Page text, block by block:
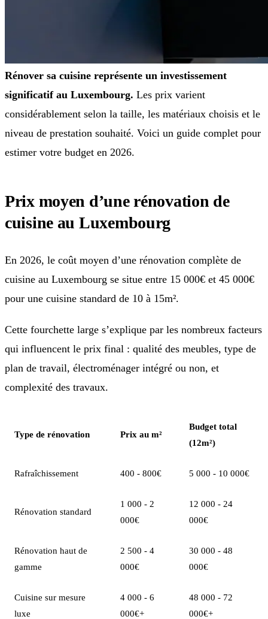
Rénover sa cuisine représente un investissement
significatif au Luxembourg. Les prix varient
considérablement selon la taille, les matériaux choisis et le
niveau de prestation souhaité. Voici un guide complet pour
estimer votre budget en 2026.
Prix moyen d’une rénovation de
cuisine au Luxembourg
En 2026, le coût moyen d’une rénovation complète de
cuisine au Luxembourg se situe entre 15 000€ et 45 000€
pour une cuisine standard de 10 à 15m².
Cette fourchette large s’explique par les nombreux facteurs
qui influencent le prix final : qualité des meubles, type de
plan de travail, électroménager intégré ou non, et
complexité des travaux.
Type de rénovation Prix au m²
Budget total
(12m²)
Rafraîchissement 400 - 800€ 5 000 - 10 000€
Rénovation standard
1 000 - 2
000€
12 000 - 24
000€
Rénovation haut de
gamme
2 500 - 4
000€
30 000 - 48
000€
Cuisine sur mesure
luxe
4 000 - 6
000€+
48 000 - 72
000€+